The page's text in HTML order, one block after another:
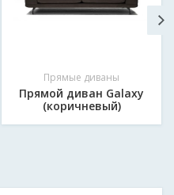
Прямые диваны
Прямой диван Galaxy
(коричневый)